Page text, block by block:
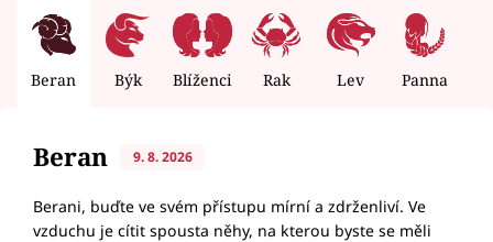
Beran Býk Blíženci Rak Lev Panna
Beran 9. 8. 2026
Berani, buďte ve svém přístupu mírní a zdrženliví. Ve
vzduchu je cítit spousta něhy, na kterou byste se měli